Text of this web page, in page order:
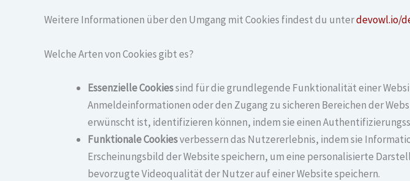
Weitere Informationen über den Umgang mit Cookies findest du unterdevowl.io/
Welche Arten von Cookies gibt es?
Essenzielle Cookiessind für die grundlegende Funktionalität einer
Anmeldeinformationen oder den Zugang zu sicheren Bereichen der
erwünscht ist, identifizieren können, indem sie einen
Funktionale Cookiesverbessern das Nutzererlebnis, indem sie
Erscheinungsbild der Website speichern, um eine personalisierte
bevorzugte Videoqualität der Nutzer auf einer Website speichern.